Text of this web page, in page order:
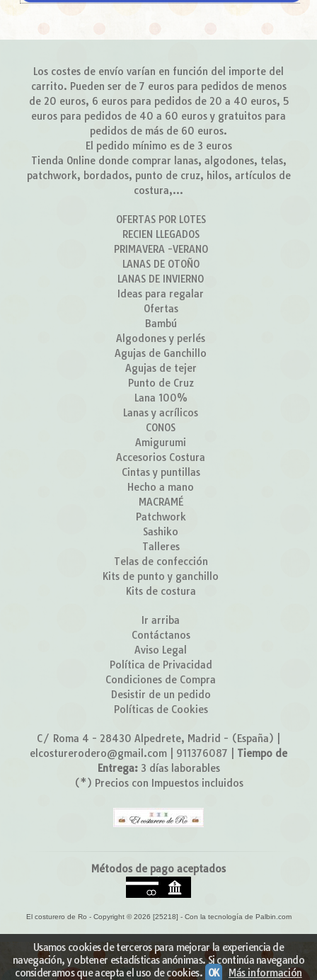
Los costes de envío varían en función del importe del
carrito. Pueden ser de 7 euros para pedidos de menos
de 20 euros, 6 euros para pedidos de 20 a 40 euros, 5
euros para pedidos de 40 a 60 euros y gratuitos para
pedidos de más de 60 euros.
El pedido mínimo es de 3 euros
Tienda Online donde comprar lanas, algodones, telas,
patchwork, bordados, punto de cruz, hilos, artículos de
costura,...
OFERTAS POR LOTES
RECIEN LLEGADOS
PRIMAVERA -VERANO
LANAS DE OTOÑO
LANAS DE INVIERNO
Ideas para regalar
Ofertas
Bambú
Algodones y perlés
Agujas de Ganchillo
Agujas de tejer
Punto de Cruz
Lana 100%
Lanas y acrílicos
CONOS
Amigurumi
Accesorios Costura
Cintas y puntillas
Hecho a mano
MACRAMÉ
Patchwork
Sashiko
Talleres
Telas de confección
Kits de punto y ganchillo
Kits de costura
Ir arriba
Contáctanos
Aviso Legal
Política de Privacidad
Condiciones de Compra
Desistir de un pedido
Políticas de Cookies
C/ Roma 4 - 28430 Alpedrete, Madrid - (España) |
elcosturerodero@gmail.com | 911376087
Tiempo de
Entrega: 3 días laborables
(*) Precios con Impuestos incluidos
Métodos de pago aceptados
El costurero de Ro - Copyright © 2026 [25218] - Con la tecnología de Palbin.com
Usamos cookies de terceros para mejorar la experiencia de
navegación, y obtener estadísticas anónimas. Si continúa navegando
consideramos que acepta el uso de cookies. OK Más información